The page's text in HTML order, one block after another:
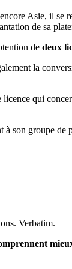
Asie, il se
de sa
de deux
la
licence qui
Verbatim.